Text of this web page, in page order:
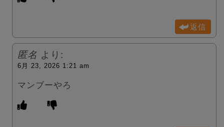
返信
匿名 より:
6月 23, 2026 1:21 am
マンブーやろ